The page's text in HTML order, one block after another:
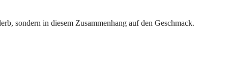
sondern in diesem Zusammenhang auf den Geschmack.